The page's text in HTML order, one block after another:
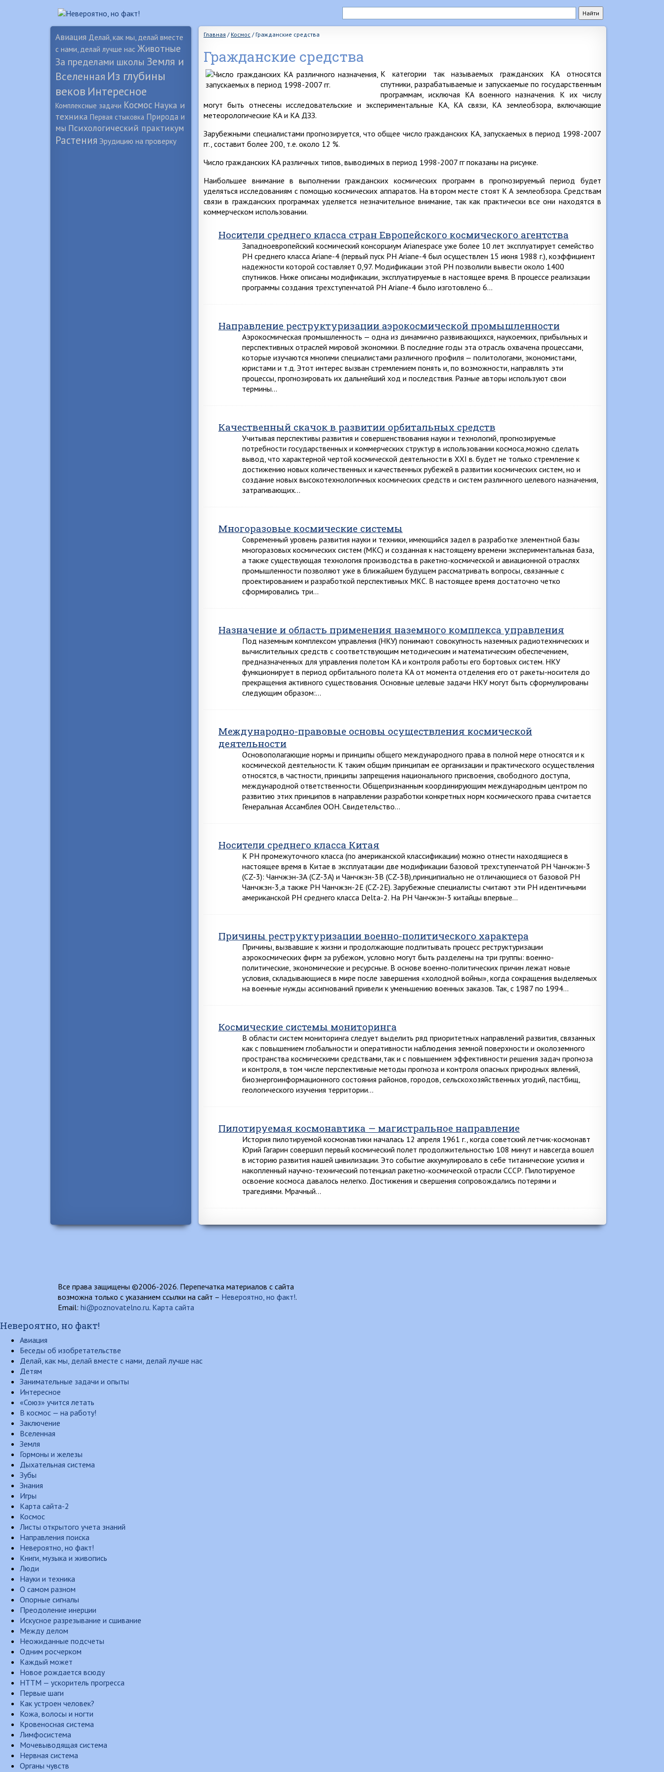
Авиация Делай, как мы, делай вместе
с нами, делай лучше нас Животные
За пределами школы Земля и
Вселенная Из глубины
веков Интересное
Комплексные задачи Космос Наука и
техника Первая стыковка Природа и
мы Психологический практикум
Растения Эрудицию на проверку
Главная / Космос / Гражданские средства
Гражданские средства
К категории так называемых гражданских КА относятся
спутники, разрабатываемые и запускаемые по государственным
программам, исключая КА военного назначения. К их числу
могут быть отнесены исследовательские и экспериментальные КА, КА связи, КА землеобзора, включающие
метеорологические КА и КА ДЗЗ.
Зарубежными специалистами прогнозируется, что общее число гражданских КА, запускаемых в период 1998-2007
гг., составит более 200, т.е. около 12 %.
Число гражданских КА различных типов, выводимых в период 1998-2007 гг показаны на рисунке.
Наибольшее внимание в выполнении гражданских космических программ в прогнозируемый период будет
уделяться исследованиям с помощью космических аппаратов. На втором месте стоят К А землеобзора. Средствам
связи в гражданских программах уделяется незначительное внимание, так как практически все они находятся в
коммерческом использовании.
Носители среднего класса стран Европейского космического агентства
Западноевропейский космический консорциум Arianespace уже более 10 лет эксплуатирует семейство
РН среднего класса Ariane-4 (первый пуск РН Ariane-4 был осуществлен 15 июня 1988 г.), коэффициент
надежности которой составляет 0,97. Модификации этой РН позволили вывести около 1400
спутников. Ниже описаны модификации, эксплуатируемые в настоящее время. В процессе реализации
программы создания трехступенчатой РН Ariane-4 было изготовлено 6…
Направление реструктуризации аэрокосмической промышленности
Аэрокосмическая промышленность — одна из динамично развивающихся, наукоемких, прибыльных и
перспективных отраслей мировой экономики. В последние годы эта отрасль охвачена процессами,
которые изучаются многими специалистами различного профиля — политологами, экономистами,
юристами и т.д. Этот интерес вызван стремлением понять и, по возможности, направлять эти
процессы, прогнозировать их дальнейший ход и последствия. Разные авторы используют свои
термины…
Качественный скачок в развитии орбитальных средств
Учитывая перспективы развития и совершенствования науки и технологий, прогнозируемые
потребности государственных и коммерческих структур в использовании космоса,можно сделать
вывод, что характерной чертой космической деятельности в XXI в. будет не только стремление к
достижению новых количественных и качественных рубежей в развитии космических систем, но и
создание новых высокотехнологичных космических средств и систем различного целевого назначения,
затрагивающих…
Многоразовые космические системы
Современный уровень развития науки и техники, имеющийся задел в разработке элементной базы
многоразовых космических систем (МКС) и созданная к настоящему времени экспериментальная база,
а также существующая технология производства в ракетно-космической и авиационной отраслях
промышленности позволяют уже в ближайшем будущем рассматривать вопросы, связанные с
проектированием и разработкой перспективных МКС. В настоящее время достаточно четко
сформировались три…
Назначение и область применения наземного комплекса управления
Под наземным комплексом управления (НКУ) понимают совокупность наземных радиотехнических и
вычислительных средств с соответствующим методическим и математическим обеспечением,
предназначенных для управления полетом КА и контроля работы его бортовых систем. НКУ
функционирует в период орбитального полета КА от момента отделения его от ракеты-носителя до
прекращения активного существования. Основные целевые задачи НКУ могут быть сформулированы
следующим образом:…
Международно-правовые основы осуществления космической
деятельности
Основополагающие нормы и принципы общего международного права в полной мере относятся и к
космической деятельности. К таким общим принципам ее организации и практического осуществления
относятся, в частности, принципы запрещения национального присвоения, свободного доступа,
международной ответственности. Общепризнанным координирующим международным центром по
развитию этих принципов в направлении разработки конкретных норм космического права считается
Генеральная Ассамблея ООН. Свидетельство…
Носители среднего класса Китая
К РН промежуточного класса (по американской классификации) можно отнести находящиеся в
настоящее время в Китае в эксплуатации две модификации базовой трехступенчатой РН Чанчжэн-3
(CZ-3): Чанчжэн-ЗА (CZ-3A) и Чанчжэн-3В (CZ-3B),npинципиально не отличающиеся от базовой РН
Чанчжэн-3,а также РН Чанчжэн-2Е (CZ-2E). Зарубежные специалисты считают эти РН идентичными
американской РН среднего класса Delta-2. На РН Чанчжэн-3 китайцы впервые…
Причины реструктуризации военно-политического характера
Причины, вызвавшие к жизни и продолжающие подпитывать процесс реструктуризации
аэрокосмических фирм за рубежом, условно могут быть разделены на три группы: военно-
политические, экономические и ресурсные. В основе военно-политических причин лежат новые
условия, складывающиеся в мире после завершения «холодной войны», когда сокращения выделяемых
на военные нужды ассигнований привели к уменьшению военных заказов. Так, с 1987 по 1994…
Космические системы мониторинга
В области систем мониторинга следует выделить ряд приоритетных направлений развития, связанных
как с повышением глобальности и оперативности наблюдения земной поверхности и околоземного
пространства космическими средствами,так и с повышением эффективности решения задач прогноза
и контроля, в том числе перспективные методы прогноза и контроля опасных природных явлений,
биоэнергоинформационного состояния районов, городов, сельскохозяйственных угодий, пастбищ,
геологического изучения территории…
Пилотируемая космонавтика — магистральное направление
История пилотируемой космонавтики началась 12 апреля 1961 г., когда советский летчик-космонавт
Юрий Гагарин совершил первый космический полет продолжительностью 108 минут и навсегда вошел
в историю развития нашей цивилизации. Это событие аккумулировало в себе титанические усилия и
накопленный научно-технический потенциал ракетно-космической отрасли СССР. Пилотируемое
освоение космоса давалось нелегко. Достижения и свершения сопровождались потерями и
трагедиями. Мрачный…
Все права защищены ©2006-2026. Перепечатка материалов с сайта
возможна только с указанием ссылки на сайт – Невероятно, но факт!.
Email: hi@poznovatelno.ru. Карта сайта
Невероятно, но факт!
Авиация
Беседы об изобретательстве
Делай, как мы, делай вместе с нами, делай лучше нас
Детям
Занимательные задачи и опыты
Интересное
«Союз» учится летать
В космос — на работу!
Заключение
Вселенная
Земля
Гормоны и железы
Дыхательная система
Зубы
Знания
Игры
Карта сайта-2
Космос
Листы открытого учета знаний
Направления поиска
Невероятно, но факт!
Книги, музыка и живопись
Люди
Науки и техника
О самом разном
Опорные сигналы
Преодоление инерции
Искусное разрезывание и сшивание
Между делом
Неожиданные подсчеты
Одним росчерком
Каждый может
Новое рождается всюду
НТТМ — ускоритель прогресса
Первые шаги
Как устроен человек?
Кожа, волосы и ногти
Кровеносная система
Лимфосистема
Мочевыводящая система
Нервная система
Органы чувств